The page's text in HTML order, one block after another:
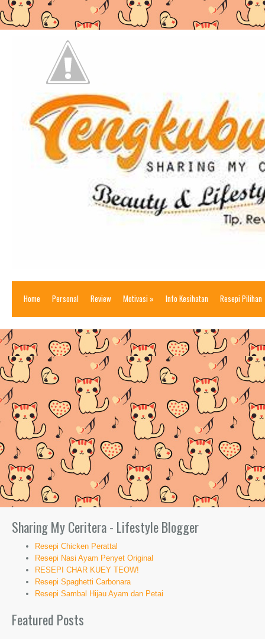
Home Personal Review Motivasi » Info Kesihatan Resepi Pilihan
Sharing My Ceritera - Lifestyle Blogger
Resepi Chicken Perattal
Resepi Nasi Ayam Penyet Original
RESEPI CHAR KUEY TEOW!
Resepi Spaghetti Carbonara
Resepi Sambal Hijau Ayam dan Petai
Featured Posts